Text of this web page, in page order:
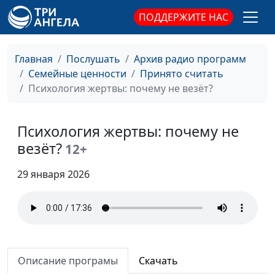
ПОДДЕРЖИТЕ НАС
Главная Послушать
Архив радио программ
Семейные ценности
Принято считать
Психология жертвы: почему не везёт?
Психология жертвы: почему не
везёт? 12+
29 января 2026
Описание програмы Скачать
Травма насилия: путь к
исцелению
Юлия Синицына,
Алина Караченцева,
#944
Как принять себя по-
христиански
Юлия Синицына,
Алина Караченцева,
Как социум
программирует наши
Юлия Синицына,
Зачем люди любят
манипулятора в близком
человеке
Алина Караченцева,